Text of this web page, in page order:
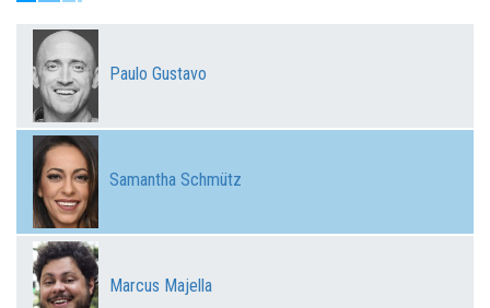
Paulo Gustavo
Samantha Schmütz
Marcus Majella